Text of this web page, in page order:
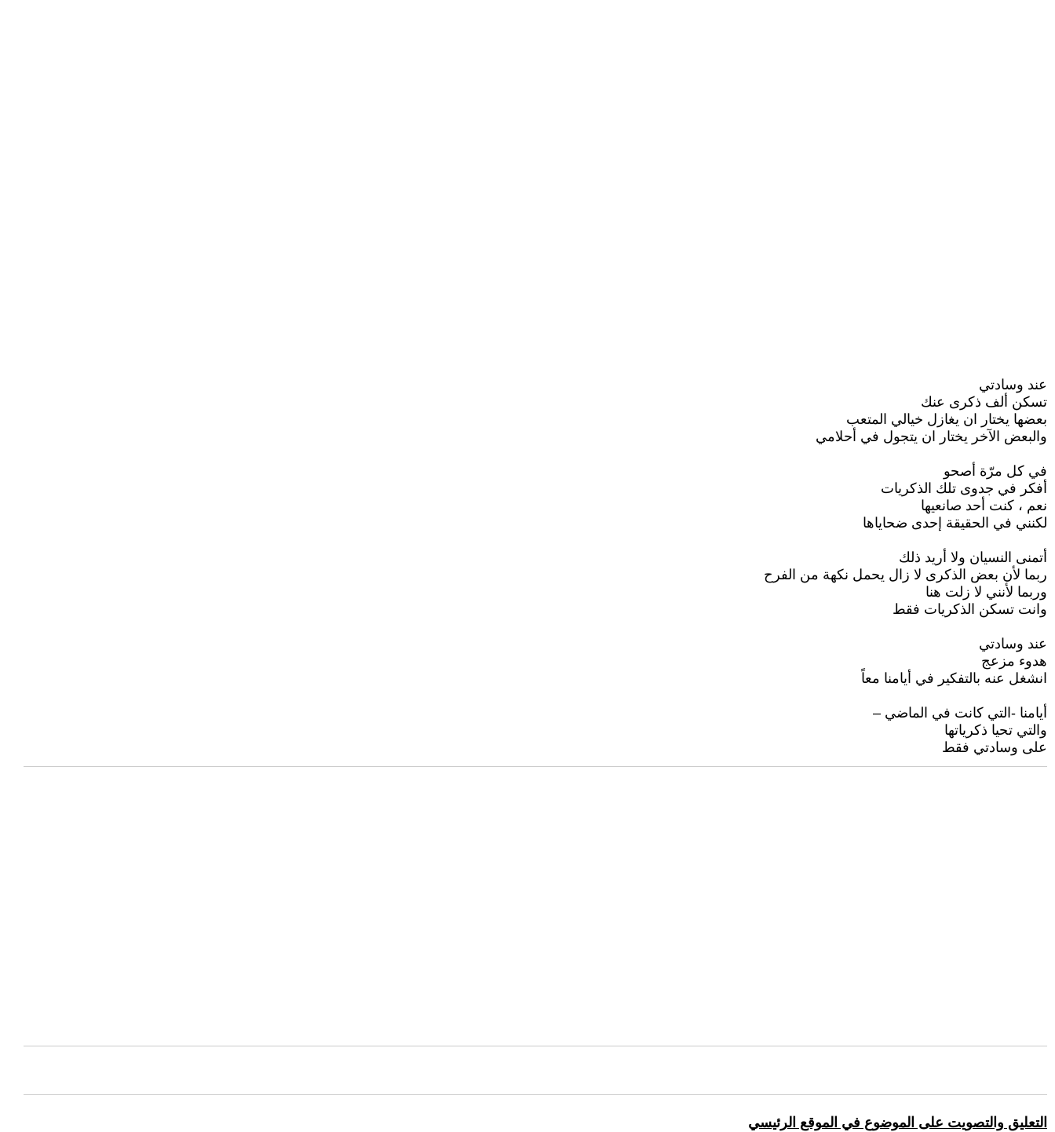
عند وسادتي
تسكن ألف ذكرى عنك
بعضها يختار ان يغازل خيالي المتعب
والبعض الآخر يختار ان يتجول في أحلامي
في كل مرّة أصحو
أفكر في جدوى تلك الذكريات
نعم ، كنت أحد صانعيها
لكنني في الحقيقة إحدى ضحاياها
أتمنى النسيان ولا أريد ذلك
ربما لأن بعض الذكرى لا زال يحمل نكهة من الفرح
وربما لأنني لا زلت هنا
وانت تسكن الذكريات فقط
عند وسادتي
هدوء مزعج
انشغل عنه بالتفكير في أيامنا معاً
أيامنا -التي كانت في الماضي –
والتي تحيا ذكرياتها
على وسادتي فقط
التعليق والتصويت على الموضوع في الموقع الرئيسي